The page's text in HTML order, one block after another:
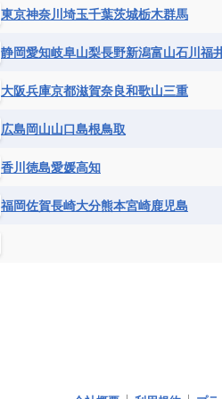
東京神奈川 埼玉千葉茨城栃木群馬
静岡愛知岐阜山梨長野新潟富山石川 福
大阪兵庫京都滋賀奈良和歌山三重
広島岡山山口島根鳥取
香川 徳島愛媛高知
福岡佐賀長崎大分熊本宮崎鹿児島